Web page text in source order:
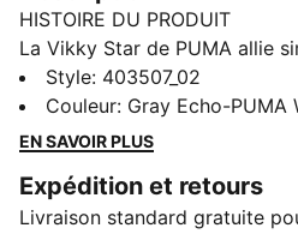
HISTOIRE DU PRODUIT
La Vikky Star de PUMA allie
élégance moderne. Conçue
pendant toute la journée, elle
utilisée tous les jours, pour les
sport polyvalente apporte un
pas.
Style: 403507_02
Couleur: Gray Echo-PUMA
EN SAVOIR PLUS
Expédition et retours
Livraison standard gratuite